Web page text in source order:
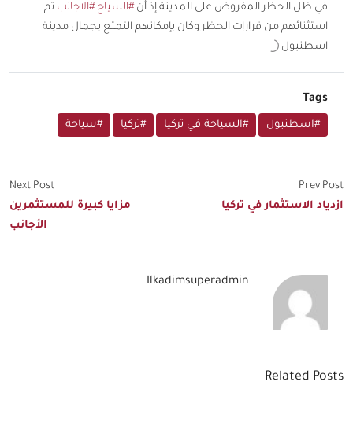
في ظل الحظر المفروض على المدينة إذ أن#السياح #الاجانب تم
استثنائهم من قرارات الحظر وكان بإمكانهم التمتع بجمال مدينة
اسطنبول
Tags
#اسطنبول #السياحة في تركيا #تركيا #سياحة
Prev Post
ازدياد الاستثمار في تركيا
Next Post
مزايا كبيرة للمستثمرين
الأجانب
Ilkadimsuperadmin
Related Posts